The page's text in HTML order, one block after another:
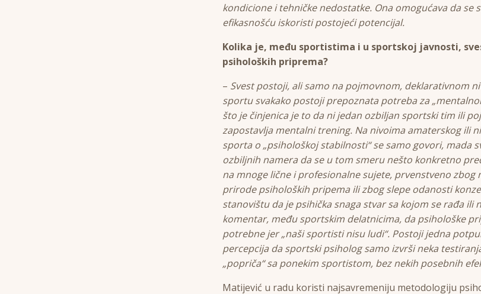
kondicione i tehničke nedostatke. Ona omogućava da se
efikasnošću iskoristi postojeći potencijal.
Kolika je, među sportistima i u sportskoj javnosti,
psiholoških priprema?
– Svest postoji, ali samo na pojmovnom, deklarativnom
sportu svakako postoji prepoznata potreba za
što je činjenica je to da ni jedan ozbiljan sportski tim ili
zapostavlja mentalni trening. Na nivoima amaterskog ili
sporta o „psihološkoj stabilnosti“ se samo govori, mada
ozbiljnih namera da se u tom smeru nešto konkretno
na mnoge lične i profesionalne sujete, prvenstveno zbog
prirode psiholoških pripema ili zbog slepe odanosti
stanovištu da je psihička snaga stvar sa kojom se rađa ili
komentar, među sportskim delatnicima, da psihološke
potrebne jer „naši sportisti nisu ludi“. Postoji jedna
percepcija da sportski psiholog samo izvrši neka
„popriča“ sa ponekim sportistom, bez nekih posebnih
Matijević u radu koristi najsavremeniju metodologiju